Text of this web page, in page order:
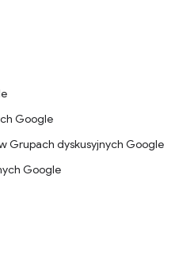
Google
Grupach dyskusyjnych Google
Google